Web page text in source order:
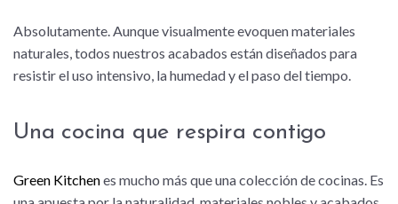
Absolutamente. Aunque visualmente evoquen materiales
naturales, todos nuestros acabados están diseñados para
resistir el uso intensivo, la humedad y el paso del tiempo.
Una cocina que respira contigo
Green Kitchenes mucho más que una colección de cocinas. Es